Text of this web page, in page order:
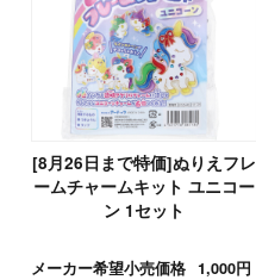
[8月26日まで特価]ぬりえフレ
ームチャームキット ユニコー
ン 1セット
メーカー希望小売価格 1,000円